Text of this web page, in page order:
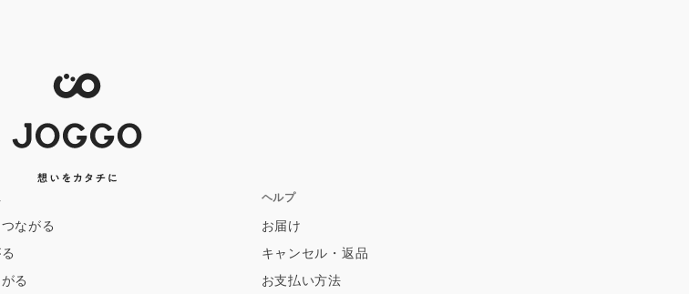
ながる
る
ヘルプ
お届け
キャンセル・返品
お支払い方法